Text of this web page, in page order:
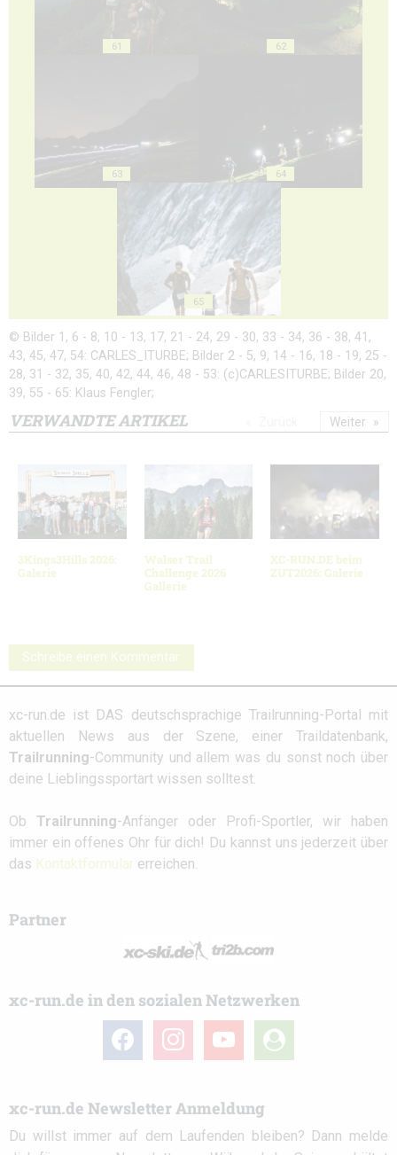
61 62
63 64
65
© Bilder 1, 6 - 8, 10 - 13, 17, 21 - 24, 29 - 30, 33 - 34, 36 - 38, 41,
43, 45, 47, 54: CARLES_ITURBE; Bilder 2 - 5, 9, 14 - 16, 18 - 19, 25 -
28, 31 - 32, 35, 40, 42, 44, 46, 48 - 53: (c)CARLESITURBE; Bilder 20,
39, 55 - 65: Klaus Fengler;
VERWANDTE ARTIKEL
3Kings3Hills 2026:
Galerie
Walser Trail
Challenge 2026
Gallerie
XC-RUN.DE beim
ZUT2026: Galerie
Weiter
Schreibe einen Kommentar
xc-run.de ist DAS deutschsprachige Trailrunning-Portal mit
aktuellen News aus der Szene, einer Traildatenbank,
Trailrunning-Community und allem was du sonst noch über
deine Lieblingssportart wissen solltest.
Ob Trailrunning-Anfänger oder Profi-Sportler, wir haben
immer ein offenes Ohr für dich! Du kannst uns jederzeit über
das Kontaktformular erreichen.
Partner
xc-run.de in den sozialen Netzwerken
facebook instagramyoutube
user-
circle
xc-run.de Newsletter Anmeldung
Du willst immer auf dem Laufenden bleiben? Dann melde